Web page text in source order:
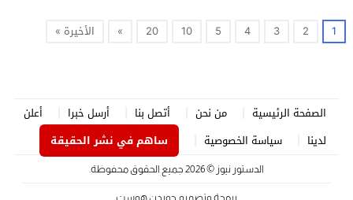
1
2
3
4
5
10
20
» الأخيرة »
الصفحة الرئيسية من نحن أتصل بنا أرسل خبرا
أعلن
لدينا
سياسة الخصوصية ساهم في نشر الحقيقة
الدستور نيوز © 2026 جميع الحقوق محفوظة.
برمجة وتصميم جوردن هوست